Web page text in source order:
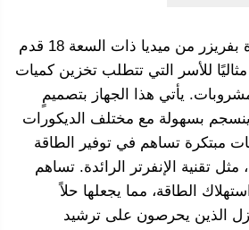
تعد ثلاجة بابين المزودة بفريزر من ميديا ذات السعة 18 قدم
خيارًا مثاليًا للأسر التي تتطلب تخزين كميات
يأتي هذا الجهاز بتصميمٍ
بسهولة مع مختلف الديكورات
مبتكرة تساهم في توفير الطاقة
تقنية الإنفرتر الرائدة. تساهم
الطاقة، مما يجعلها حلاً
الذين يحرصون على ترشيد